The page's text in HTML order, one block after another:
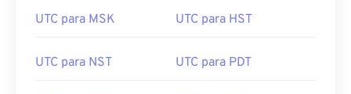
UTC para MSK UTC para HST
UTC para NST UTC para PDT